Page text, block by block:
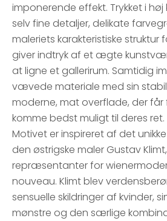
imponerende effekt. Trykket i høj
selv fine detaljer, delikate
maleriets karakteristiske struktur
giver indtryk af et ægte
at ligne et gallerirum. Samtidig
vævede materiale med sin
moderne, mat overflade, der får
komme bedst muligt til deres ret.
Motivet er inspireret af det
den østrigske maler Gustav
repræsentanter for
nouveau. Klimt blev
sensuelle skildringer af kvinder,
mønstre og den særlige